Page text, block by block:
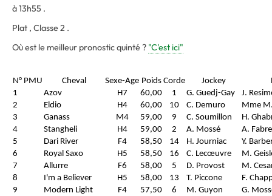
à 13h55 .
Plat , Classe 2 .
Où est le meilleur pronostic quinté ? "C'est ici"
N° PMU Cheval Sexe-Age Poids Corde Jockey
1
Azov H7 60,00 1 G. Guedj-Gay
J.
2
Eldio H4 60,00 10 C. Demuro
Mme
3
Ganass M4 59,00 9 C. Soumillon
H.
4
Stangheli H4 59,00 2 A. Mossé
A. Fabre
5
Dari River F4 58,50 14 H. Journiac
Y.
6
Royal Saxo H5 58,50 16 C. Lecœuvre
M.
7
Allurre F6 58,00 5 D. Provost
M.
8
I'm a Believer H5 58,00 13 T. Piccone
F.
9
Modern Light F4 57,50 6 M. Guyon
G.